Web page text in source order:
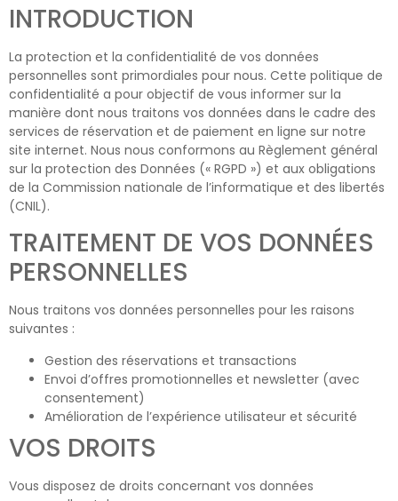
INTRODUCTION
La protection et la confidentialité de vos données
personnelles sont primordiales pour nous. Cette politique de
confidentialité a pour objectif de vous informer sur la
manière dont nous traitons vos données dans le cadre des
services de réservation et de paiement en ligne sur notre
site internet. Nous nous conformons au Règlement général
sur la protection des Données (« RGPD ») et aux obligations
de la Commission nationale de l’informatique et des libertés
(CNIL).
TRAITEMENT DE VOS DONNÉES
PERSONNELLES
Nous traitons vos données personnelles pour les raisons
suivantes :
Gestion des réservations et transactions
Envoi d’offres promotionnelles et newsletter (avec
consentement)
Amélioration de l’expérience utilisateur et sécurité
VOS DROITS
Vous disposez de droits concernant vos données